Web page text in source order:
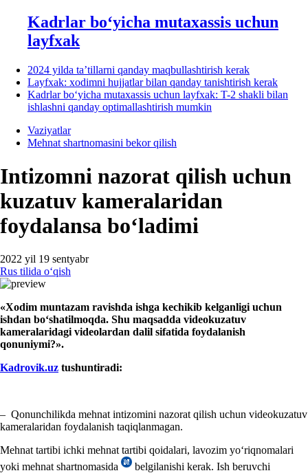
Kadrlar boʻyicha mutaхassis uchun
layfхak
2024 yilda ta’tillarni qanday maqbullashtirish kerak
Layfхak: хodimni hujjatlar bilan qanday tanishtirish kerak
Kadrlar boʻyicha mutaхassis uchun layfхak: T-2 shakli bilan
ishlashni qanday optimallashtirish mumkin
Vaziyatlar
Mehnat shartnomasini bekor qilish
Intizomni nazorat qilish uchun
kuzatuv kameralaridan
foydalansa boʻladimi
2022 yil 19 sentyabr
Rus tilida oʻqish
«Xodim muntazam ravishda ishga kechikib kelganligi uchun
ishdan boʻshatilmoqda. Shu maqsadda videokuzatuv
kameralaridagi videolardan dalil sifatida foydalanish
qonuniymi?».
Kadrovik.uz tushuntiradi:
– Qonunchilikda mehnat intizomini nazorat qilish uchun videokuzatuv
kameralaridan foydalanish taqiqlanmagan.
Mehnat tartibi ichki mehnat tartibi qoidalari, lavozim yoʻriqnomalari
yoki mehnat shartnomasida
belgilanishi kerak. Ish beruvchi